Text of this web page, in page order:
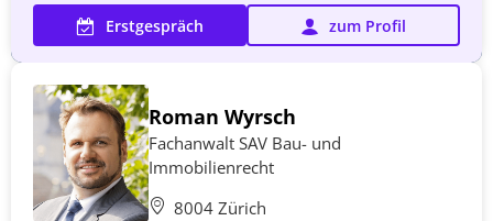
Erstgespräch zum Profil
Roman Wyrsch
Fachanwalt SAV Bau- und
Immobilienrecht
8004 Zürich